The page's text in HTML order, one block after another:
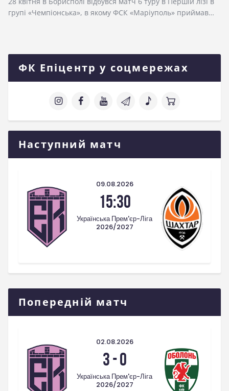
групі «Чемпіонська», в якому ФСК «Маріуполь» приймав…
ФК Епіцентр у соцмережах
Наступний матч
09.08.2026
15:30
Українська Прем'єр-Ліга
2026/2027
Попередній матч
02.08.2026
3-0
Українська Прем'єр-Ліга
2026/2027